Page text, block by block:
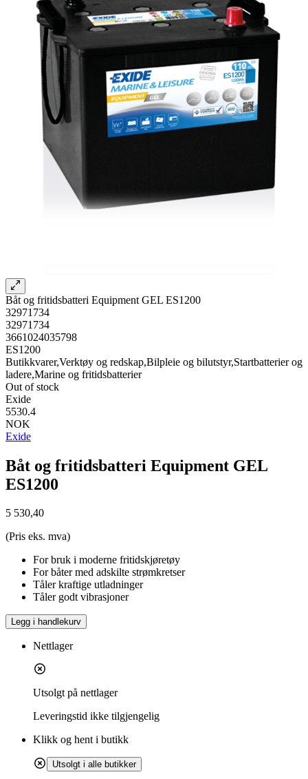
Båt og fritidsbatteri Equipment GEL ES1200
32971734
32971734
3661024035798
ES1200
Butikkvarer,Verktøy og redskap,Bilpleie og bilutstyr,Startbatterier og
ladere,Marine og fritidsbatterier
Out of stock
Exide
5530.4
NOK
Exide
Båt og fritidsbatteri Equipment GEL
ES1200
5 530,40
(Pris eks. mva)
For bruk i moderne fritidskjøretøy
For båter med adskilte strømkretser
Tåler kraftige utladninger
Tåler godt vibrasjoner
Legg i handlekurv
Nettlager
Utsolgt på nettlager
Leveringstid ikke tilgjengelig
Klikk og hent i butikk
Utsolgt i alle butikker